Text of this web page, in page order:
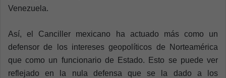
Venezuela.
Así, el Canciller mexicano ha actuado más como un
defensor de los intereses geopolíticos de Norteamérica
que como un funcionario de Estado. Esto se puede ver
reflejado en la nula defensa que se la dado a los